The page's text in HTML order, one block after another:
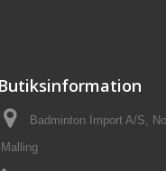
Butiksinformation
Badminton Import A/S,
Malling